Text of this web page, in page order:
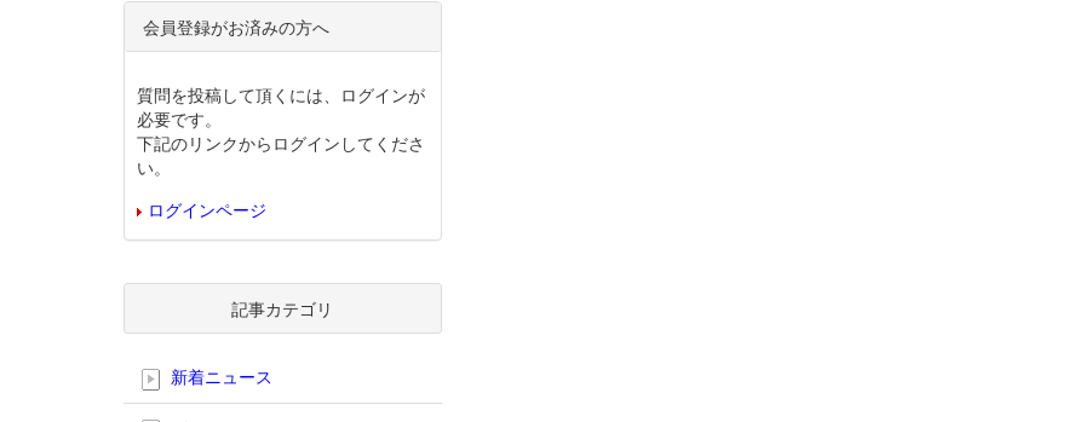
会員登録がお済みの方へ
質問を投稿して頂くには、ログインが
必要です。
下記のリンクからログインしてくださ
い。
ログインページ
記事カテゴリ
新着ニュース